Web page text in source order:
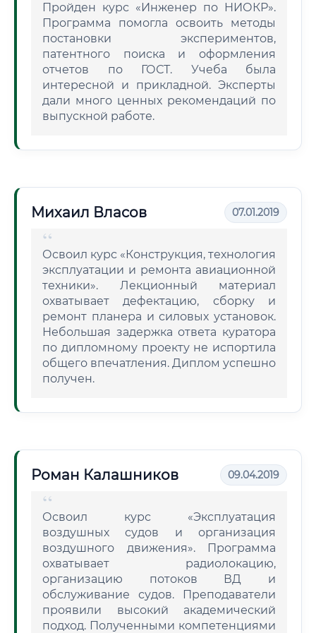
Пройден курс «Инженер по НИОКР».
Программа помогла освоить методы
постановки экспериментов,
патентного поиска и оформления
отчетов по ГОСТ. Учеба была
интересной и прикладной. Эксперты
дали много ценных рекомендаций по
выпускной работе.
Михаил Власов 07.01.2019
Освоил курс «Конструкция, технология
эксплуатации и ремонта авиационной
техники». Лекционный материал
охватывает дефектацию, сборку и
ремонт планера и силовых установок.
Небольшая задержка ответа куратора
по дипломному проекту не испортила
общего впечатления. Диплом успешно
получен.
Роман Калашников 09.04.2019
Освоил курс «Эксплуатация
воздушных судов и организация
воздушного движения». Программа
охватывает радиолокацию,
организацию потоков ВД и
обслуживание судов. Преподаватели
проявили высокий академический
подход. Полученными компетенциями